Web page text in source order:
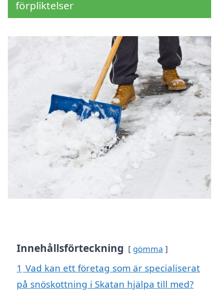
förpliktelser
Innehållsförteckning gömma
1 Vad kan ett företag som är specialiserat
på snöskottning i Skatan hjälpa till med?